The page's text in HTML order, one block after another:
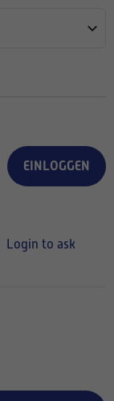
EINLOGGEN
Login to ask